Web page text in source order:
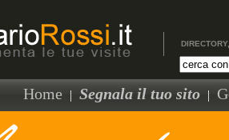
Home | Segnala il tuo sito |